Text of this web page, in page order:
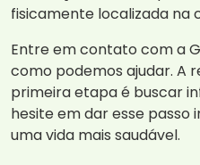
fisicamente localizada na
Entre em contato com a
como podemos ajudar. A
primeira etapa é buscar
hesite em dar esse
uma vida mais saudável.